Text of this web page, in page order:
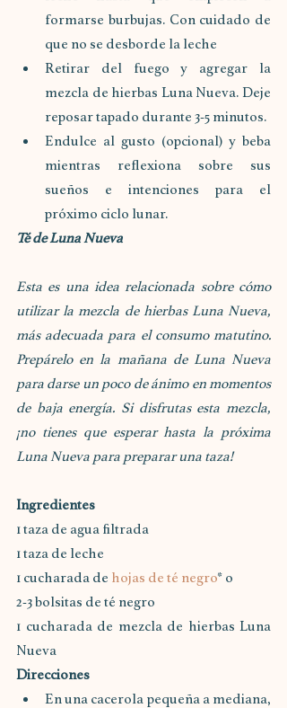
formarse burbujas. Con cuidado de
que no se desborde la leche
Retirar del fuego y agregar la
mezcla de hierbas Luna Nueva. Deje
reposar tapado durante 3-5 minutos.
Endulce al gusto (opcional) y beba
mientras reflexiona sobre sus
sueños e intenciones para el
próximo ciclo lunar.
Té de Luna Nueva
Esta es una idea relacionada sobre cómo
utilizar la mezcla de hierbas Luna Nueva,
más adecuada para el consumo matutino.
Prepárelo en la mañana de Luna Nueva
para darse un poco de ánimo en momentos
de baja energía. Si disfrutas esta mezcla,
¡no tienes que esperar hasta la próxima
Luna Nueva para preparar una taza!
Ingredientes
1 taza de agua filtrada
1 taza de leche
1 cucharada de hojas de té negro* o
2-3 bolsitas de té negro
1 cucharada de mezcla de hierbas Luna
Nueva
Direcciones
En una cacerola pequeña a mediana,